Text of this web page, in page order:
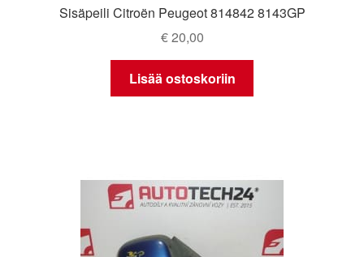
Sisäpeili Citroën Peugeot 814842 8143GP
€20,00
Lisää ostoskoriin